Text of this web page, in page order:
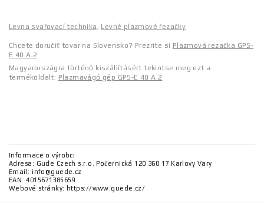
Levna svařovací technika, Levné plazmové řezačky
Chcete doručiť tovar na Slovensko? Prezrite si Plazmová rezačka GPS-
E 40 A.2
Magyarországra történő kiszállításért tekintse meg ezt a
termékoldalt: Plazmavágó gép GPS-E 40 A.2
Informace o výrobci
Adresa: Gude Czech s.r.o. Počernická 120 360 17 Karlovy Vary
Email: info@guede.cz
EAN: 4015671385659
Webové stránky: https://www.guede.cz/